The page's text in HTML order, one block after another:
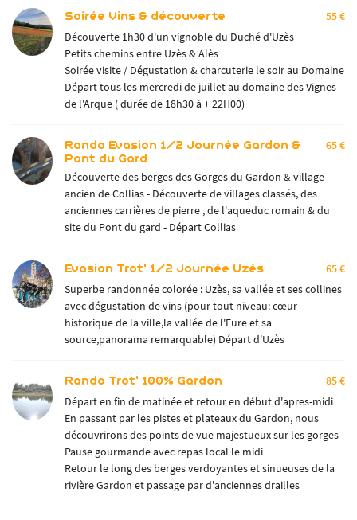
Soirée Vins & découverte
55 €
Découverte 1h30 d'un vignoble du Duché d'Uzès
Petits chemins entre Uzès & Alès
Soirée visite / Dégustation & charcuterie le soir au Domaine
Départ tous les mercredi de juillet au domaine des Vignes
de l'Arque ( durée de 18h30 à + 22H00)
Rando Evasion 1/2 Journée Gardon &
Pont du Gard
65 €
Découverte des berges des Gorges du Gardon & village
ancien de Collias - Découverte de villages classés, des
anciennes carrières de pierre , de l'aqueduc romain & du
site du Pont du gard - Départ Collias
Evasion Trot' 1/2 Journée Uzès
65 €
Superbe randonnée colorée : Uzès, sa vallée et ses collines
avec dégustation de vins (pour tout niveau: cœur
historique de la ville,la vallée de l'Eure et sa
source,panorama remarquable) Départ d'Uzès
Rando Trot' 100% Gardon
85 €
Départ en fin de matinée et retour en début d'apres-midi
En passant par les pistes et plateaux du Gardon, nous
découvrirons des points de vue majestueux sur les gorges
Pause gourmande avec repas local le midi
Retour le long des berges verdoyantes et sinueuses de la
rivière Gardon et passage par d'anciennes drailles